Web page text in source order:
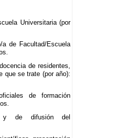
Universitaria (por
de Facultad/Escuela
de residentes,
que se trate (por año):
de formación
y de difusión del